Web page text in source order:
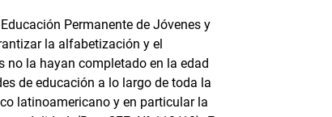
Permanente de Jóvenes y
la alfabetización y el
la hayan completado en la edad
de educación a lo largo de toda la
latinoamericano y en particular la